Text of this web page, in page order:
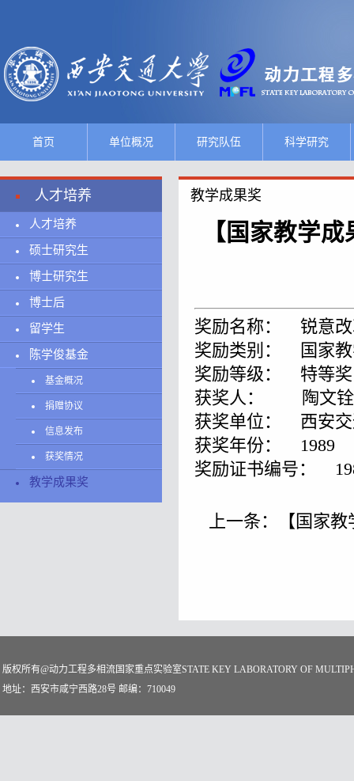
首页 单位概况 研究队伍 科学研究
人才培养
人才培养
硕士研究生
博士研究生
博士后
留学生
陈学俊基金
基金概况
捐赠协议
信息发布
获奖情况
教学成果奖
教学成果奖
【国家教学
奖励名称： 锐意改
奖励类别： 国家教
奖励等级： 特等奖
获奖人： 陶文铨
获奖单位： 西安交
获奖年份： 1989
奖励证书编号：
上一条： 【国家
版权所有@动力工程多相流国家重点实验室STATE KEY LABORATORY OF
地址：西安市咸宁西路28号 邮编：710049